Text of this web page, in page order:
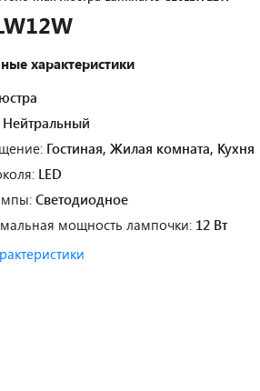
характеристики
Нейтральный
Гостиная, Жилая комната, Кухня
LED
Светодиодное
мощность лампочки: 12 Вт